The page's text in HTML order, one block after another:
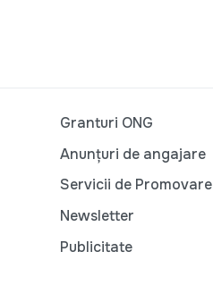
Granturi ONG
Anunțuri de angajare
Servicii de Promovare
Newsletter
Publicitate